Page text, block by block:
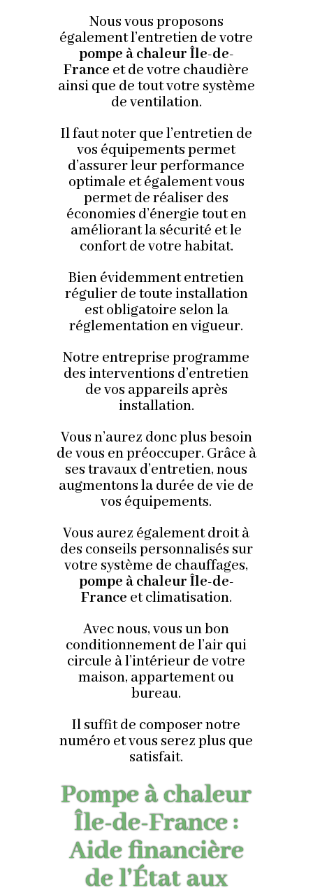
Nous vous proposons
également l’entretien de votre
pompe à chaleur Île-de-
France et de votre chaudière
ainsi que de tout votre système
de ventilation.
Il faut noter que l’entretien de
vos équipements permet
d’assurer leur performance
optimale et également vous
permet de réaliser des
économies d’énergie tout en
améliorant la sécurité et le
confort de votre habitat.
Bien évidemment entretien
régulier de toute installation
est obligatoire selon la
réglementation en vigueur.
Notre entreprise programme
des interventions d’entretien
de vos appareils après
installation.
Vous n’aurez donc plus besoin
de vous en préoccuper. Grâce à
ses travaux d’entretien, nous
augmentons la durée de vie de
vos équipements.
Vous aurez également droit à
des conseils personnalisés sur
votre système de chauffages,
pompe à chaleur Île-de-
France et climatisation.
Avec nous, vous un bon
conditionnement de l’air qui
circule à l’intérieur de votre
maison, appartement ou
bureau.
Il suffit de composer notre
numéro et vous serez plus que
satisfait.
Pompe à chaleur
Île-de-France :
Aide financière
de l’État aux